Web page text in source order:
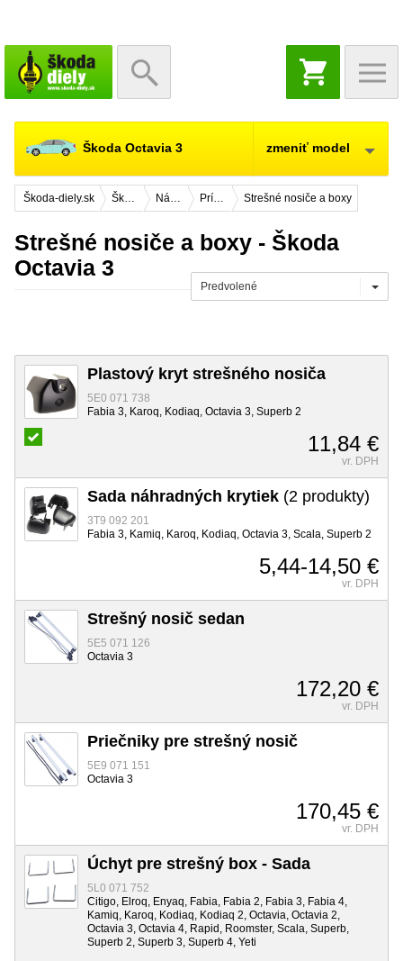
NÁKUPNÝ
KOŠÍK
Škoda Octavia 3 zmeniť model
Škoda-diely.sk Škoda Octavia 3 Náhradné diely Príslušenstvo Strešné nosiče a boxy
Strešné nosiče a boxy - Škoda
Octavia 3
Plastový kryt strešného nosiča
5E0 071 738
Fabia 3, Karoq, Kodiaq, Octavia 3, Superb 2
11,84 €
vr. DPH
Sada náhradných krytiek (2 produkty)
3T9 092 201
Fabia 3, Kamiq, Karoq, Kodiaq, Octavia 3, Scala, Superb 2
5,44-14,50 €
vr. DPH
Strešný nosič sedan
5E5 071 126
Octavia 3
172,20 €
vr. DPH
Priečniky pre strešný nosič
5E9 071 151
Octavia 3
170,45 €
vr. DPH
Úchyt pre strešný box - Sada
5L0 071 752
Citigo, Elroq, Enyaq, Fabia, Fabia 2, Fabia 3, Fabia 4,
Kamiq, Karoq, Kodiaq, Kodiaq 2, Octavia, Octavia 2,
Octavia 3, Octavia 4, Rapid, Roomster, Scala, Superb,
Superb 2, Superb 3, Superb 4, Yeti
Predvolené